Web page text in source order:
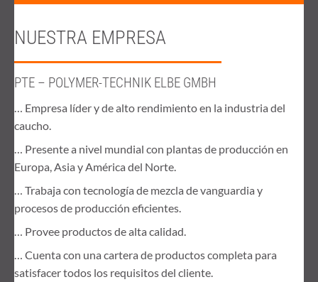
NUESTRA EMPRESA
PTE – POLYMER-TECHNIK ELBE GMBH
… Empresa líder y de alto rendimiento en la industria del
caucho.
… Presente a nivel mundial con plantas de producción en
Europa, Asia y América del Norte.
… Trabaja con tecnología de mezcla de vanguardia y
procesos de producción eficientes.
… Provee productos de alta calidad.
… Cuenta con una cartera de productos completa para
satisfacer todos los requisitos del cliente.